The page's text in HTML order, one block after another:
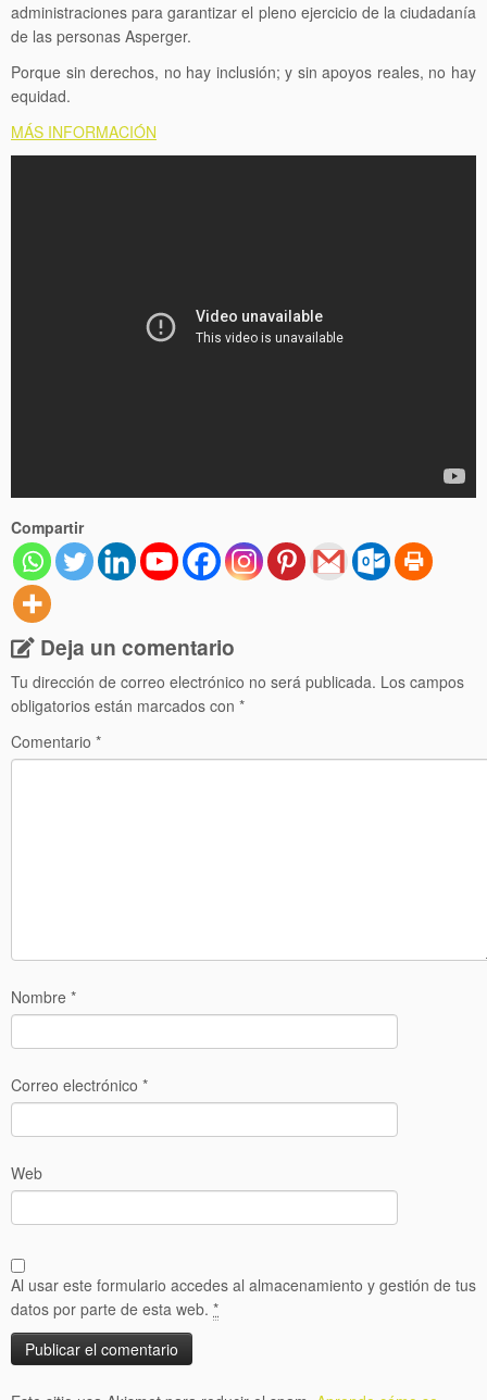
administraciones para garantizar el pleno ejercicio de la ciudadanía
de las personas Asperger.
Porque sin derechos, no hay inclusión; y sin apoyos reales, no hay
equidad.
MÁS INFORMACIÓN
Compartir
Deja un comentario
Tu dirección de correo electrónico no será publicada. Los campos
obligatorios están marcados con *
Comentario *
Nombre *
Correo electrónico *
Web
Al usar este formulario accedes al almacenamiento y gestión de tus
datos por parte de esta web. *